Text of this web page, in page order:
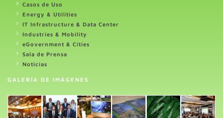
Casos de Uso
Energy & Utilities
IT Infrastructure & Data Center
Industries & Mobility
eGovernment & Cities
Sala de Prensa
Noticias
GALERÍA DE IMÁGENES